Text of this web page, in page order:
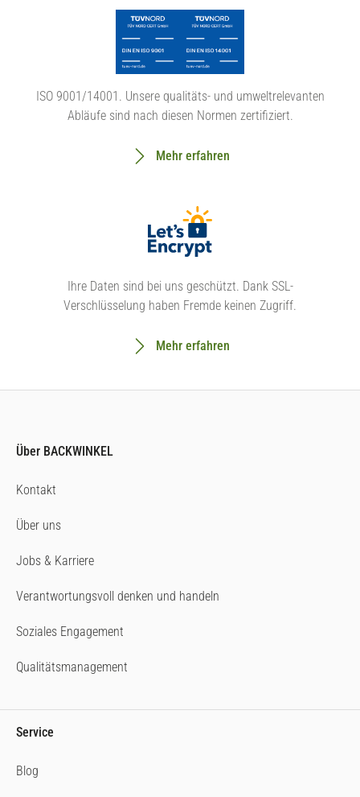
ISO 9001/14001. Unsere qualitäts- und umweltrelevanten
Abläufe sind nach diesen Normen zertifiziert.
Mehr erfahren
Ihre Daten sind bei uns geschützt. Dank SSL-
Verschlüsselung haben Fremde keinen Zugriff.
Mehr erfahren
Über BACKWINKEL
Kontakt
Über uns
Jobs & Karriere
Verantwortungsvoll denken und handeln
Soziales Engagement
Qualitätsmanagement
Service
Blog